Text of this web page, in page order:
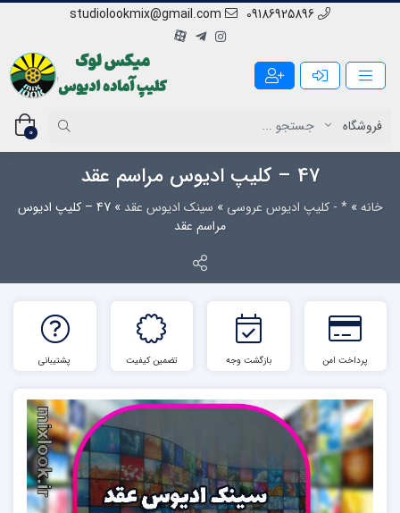
09186925896
studiolookmix@gmail.com
0
47 – کلیپ ادیوس مراسم عقد
خانه»* - کلیپ ادیوس عروسی » سینک ادیوس عقد »
47 – کلیپ ادیوس
مراسم عقد
پرداخت امن بازگشت وجه تضمین کیفیت پشتیبانی